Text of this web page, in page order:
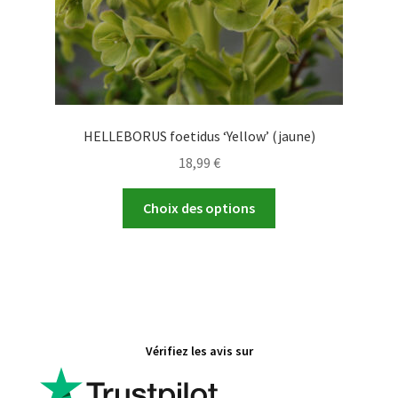
du
produit
HELLEBORUS foetidus ‘Yellow’ (jaune)
18,99 €
Choix des options
Vérifiez les avis sur